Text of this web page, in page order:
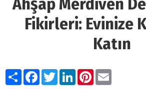
Fikirleri: Evinize
Katın
PaylaşFacebook
TwitterLinkedIn
Pinterest
Email